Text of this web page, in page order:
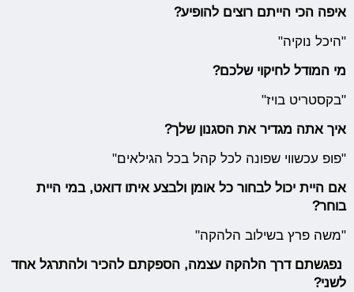
איפה הכי הייתם רוצים להופיע?
"היכל נוקיה"
מי המודל לחיקוי שלכם?
"בקסטריט בויז"
איך אתה מגדיר את הסגנון שלך?
"פופ עכשווי שפונה לכל קהל בכל הגילאים"
אם היית יכול לבחור כל אומן ולבצע איתו דואט, במי היית
בוחר?
"משה פרץ בשילוב הלהקה"
נפגשתם דרך הלהקה עצמה, הספקתם להכיר ולהתרגל אחד
לשני?